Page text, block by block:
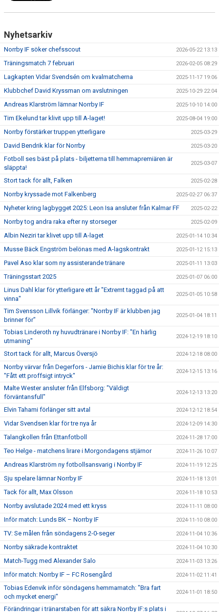
Nyhetsarkiv
Norrby IF söker chefsscout 2026-05-22 13:13
Träningsmatch 7 februari 2026-02-05 08:29
Lagkapten Vidar Svendsén om kvalmatcherna 2025-11-17 19:06
Klubbchef David Kryssman om avslutningen 2025-10-29 22:04
Andreas Klarström lämnar Norrby IF 2025-10-10 14:00
Tim Ekelund tar klivit upp till A-laget! 2025-08-04 19:00
Norrby förstärker truppen ytterligare 2025-03-29
David Bendrik klar för Norrby 2025-03-20
Fotboll ses bäst på plats - biljetterna till hemmapremiären är
släppta!
2025-03-07
Stort tack för allt, Falken 2025-02-28
Norrby kryssade mot Falkenberg 2025-02-27 06:37
Nyheter kring lagbygget 2025: Leon Isa ansluter från Kalmar FF 2025-02-22
Norrby tog andra raka efter ny storseger 2025-02-09
Albin Neziri tar klivet upp till A-laget 2025-01-14 10:34
Musse Bäck Engström belönas med A-lagskontrakt 2025-01-12 15:13
Pavel Aso klar som ny assisterande tränare 2025-01-11 13:03
Träningsstart 2025 2025-01-07 06:00
Linus Dahl klar för ytterligare ett år "Extremt taggad på att
vinna"
2025-01-05 10:58
Tim Svensson Lillvik förlänger: "Norrby IF är klubben jag
brinner för"
2025-01-04 18:11
Tobias Linderoth ny huvudtränare i Norrby IF: "En härlig
utmaning"
2024-12-19 18:10
Stort tack för allt, Marcus Översjö 2024-12-18 08:00
Norrby värvar från Degerfors - Jamie Bichis klar för tre år:
"Fått ett proffsigt intryck"
2024-12-15 13:16
Malte Wester ansluter från Elfsborg: "Väldigt
förväntansfull"
2024-12-13 13:20
Elvin Tahami förlänger sitt avtal 2024-12-12 18:54
Vidar Svendsen klar för tre nya år 2024-12-09 14:30
Talangkollen från Ettanfotboll 2024-11-28 17:00
Teo Helge - matchens lirare i Morgondagens stjärnor 2024-11-26 10:07
Andreas Klarström ny fotbollsansvarig i Norrby IF 2024-11-19 12:25
Sju spelare lämnar Norrby IF 2024-11-18 13:01
Tack för allt, Max Olsson 2024-11-18 10:53
Norrby avslutade 2024 med ett kryss 2024-11-11 08:00
Inför match: Lunds BK – Norrby IF 2024-11-10 08:00
TV: Se målen från söndagens 2-0-seger 2024-11-04 10:36
Norrby säkrade kontraktet 2024-11-04 10:30
Match-Tugg med Alexander Salo 2024-11-03 13:26
Inför match: Norrby IF – FC Rosengård 2024-11-02 11:41
Tobias Edenvik inför söndagens hemmamatch: "Bra fart
och mycket energi"
2024-11-01 18:50
Förändringar i tränarstaben för att säkra Norrby IF:s plats i